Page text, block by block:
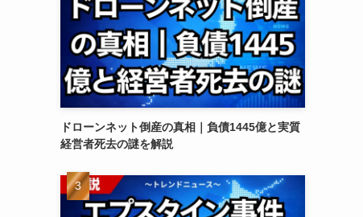
ドローンネット倒産の真相｜負債1445億と実質
経営者死去の謎を解説